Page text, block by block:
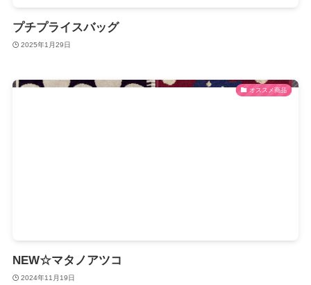
プチプライスバッグ
2025年1月29日
オススメ商品
NEW☆マタノアツコ
2024年11月19日